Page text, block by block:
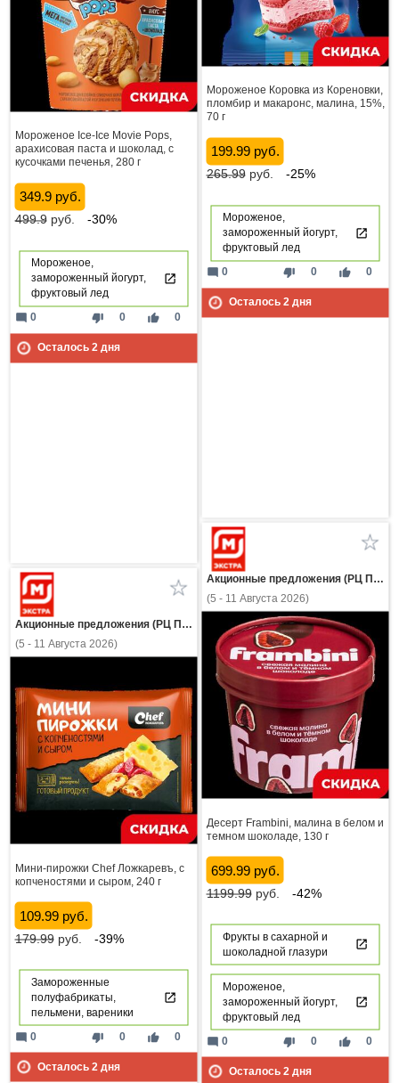
Мороженое Коровка из Кореновки,
пломбир и макаронс, малина, 15%,
70 г
199.99 руб.
265.99руб. -25%
Мороженое,
замороженный йогурт,
фруктовый лед
thumb_down 0 thumb_up 0
mode_comment 0
Осталось 2дня
Мороженое Ice-Ice Movie Pops,
арахисовая паста и шоколад, с
кусочками печенья, 280 г
349.9 руб.
499.9руб. -30%
Мороженое,
замороженный йогурт,
фруктовый лед
thumb_down 0 thumb_up 0
mode_comment 0
Осталось 2дня
Акционные предложения (РЦ Пнз)
(5 - 11 Августа 2026)
Десерт Frambini, малина в белом и
темном шоколаде, 130 г
699.99 руб.
1199.99руб. -42%
Фрукты в сахарной и
шоколадной глазури
Мороженое,
замороженный йогурт,
фруктовый лед
thumb_down 0 thumb_up 0
mode_comment 0
Осталось 2 дня
Акционные предложения (РЦ Пнз)
(5 - 11 Августа 2026)
Мини-пирожки Chef Ложкаревъ, с
копченостями и сыром, 240 г
109.99 руб.
179.99руб. -39%
Замороженные
полуфабрикаты,
пельмени, вареники
thumb_down 0 thumb_up 0
mode_comment 0
Осталось 2 дня